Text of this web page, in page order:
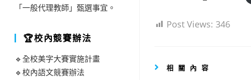
Post Views: 346
相關內容
「一般代理教師」甄選事宜。
🏆校內競賽辦法
🔹全校美字大賽實施計畫
🔹校內語文競賽辦法